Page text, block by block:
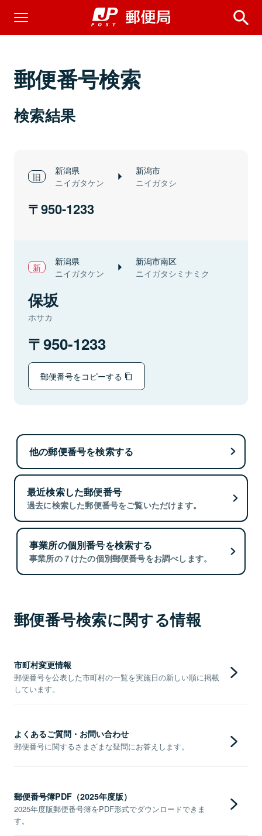
郵便番号検索
検索結果
新潟県
ニイガタケン
新潟市
ニイガタシ
950-1233
新潟県
ニイガタケン
新潟市南区
ニイガタシミナミク
保坂
ホサカ
950-1233
郵便番号をコピーする
他の郵便番号を検索する
最近検索した郵便番号
過去に検索した郵便番号をご覧いただけます。
事業所の個別番号を検索する
事業所の７けたの個別郵便番号をお調べします。
郵便番号検索に関する情報
市町村変更情報
郵便番号を公表した市町村の一覧を実施日の新しい順に掲載
しています。
よくあるご質問・お問い合わせ
郵便番号に関するさまざまな疑問にお答えします。
郵便番号簿PDF（2025年度版）
2025年度版郵便番号簿をPDF形式でダウンロードできま
す。